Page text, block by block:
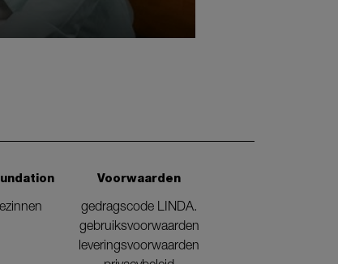
Voorwaarden
gedragscode LINDA.
gebruiksvoorwaarden
leveringsvoorwaarden